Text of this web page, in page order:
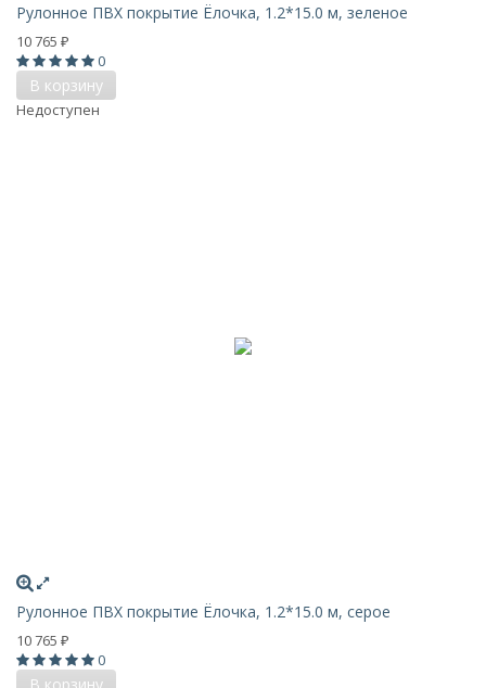
Рулонное ПВХ покрытие Ёлочка, 1.2*15.0 м, зеленое
10 765 ₽
0
В корзину
Недоступен
Рулонное ПВХ покрытие Ёлочка, 1.2*15.0 м, серое
10 765 ₽
0
В корзину